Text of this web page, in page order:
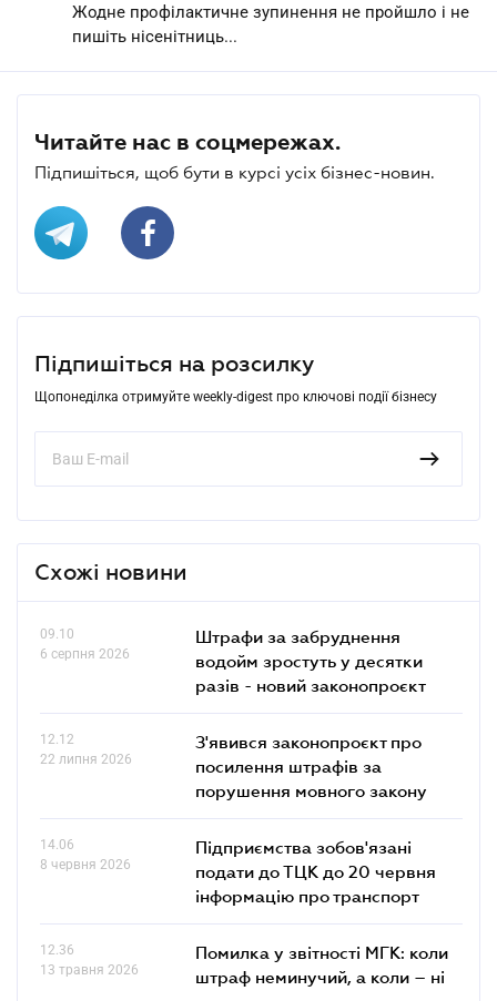
Жодне профілактичне зупинення не пройшло і не
пишіть нісенітниць...
Читайте нас в соцмережах.
Підпишіться, щоб бути в курсі усіх бізнес-новин.
Підпишіться на розсилку
Щопонеділка отримуйте weekly-digest про ключові події бізнесу
Схожі новини
09.10
6 серпня 2026
Штрафи за забруднення
водойм зростуть у десятки
разів - новий законопроєкт
12.12
22 липня 2026
З'явився законопроєкт про
посилення штрафів за
порушення мовного закону
14.06
8 червня 2026
Підприємства зобов'язані
подати до ТЦК до 20 червня
інформацію про транспорт
12.36
13 травня 2026
Помилка у звітності МГК: коли
штраф неминучий, а коли – ні